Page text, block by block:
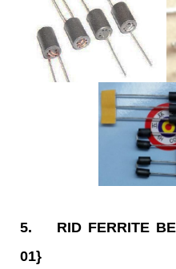
5. RID FERRITE
01}